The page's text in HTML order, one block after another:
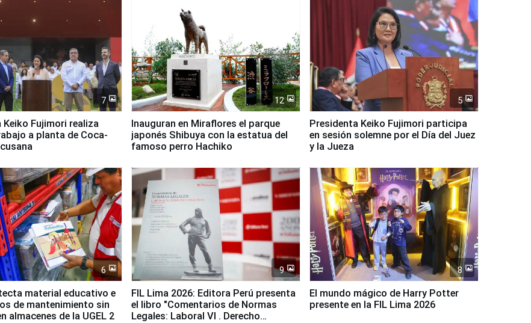
7
Keiko Fujimori realiza
a planta de Coca-
12
Inauguran en Miraflores el parque
japonés Shibuya con la estatua del
famoso perro Hachiko
5
Presidenta Keiko Fujimori participa
en sesión solemne por el Día del Juez
y la Jueza
6
material educativo e
de mantenimiento sin
almacenes de la UGEL 2
9
FIL Lima 2026: Editora Perú presenta
el libro "Comentarios de Normas
Legales: Laboral Vl . Derecho
8
El mundo mágico de Harry Potter
presente en la FIL Lima 2026